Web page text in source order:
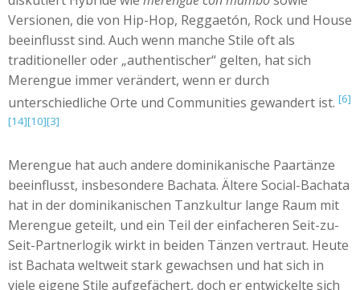
Versionen, die von Hip-Hop, Reggaetón, Rock und House
beeinflusst sind. Auch wenn manche Stile oft als
traditioneller oder „authentischer“ gelten, hat sich
Merengue immer verändert, wenn er durch
unterschiedliche Orte und Communities gewandert ist. [6]
[14][10][3]
Merengue hat auch andere dominikanische Paartänze
beeinflusst, insbesondere Bachata. Ältere Social-Bachata
hat in der dominikanischen Tanzkultur lange Raum mit
Merengue geteilt, und ein Teil der einfacheren Seit-zu-
Seit-Partnerlogik wirkt in beiden Tänzen vertraut. Heute
ist Bachata weltweit stark gewachsen und hat sich in
viele eigene Stile aufgefächert, doch er entwickelte sich